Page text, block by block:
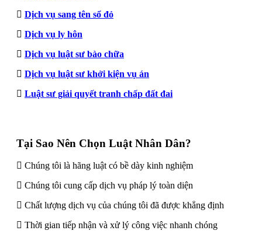
Dịch vụ sang tên sổ đỏ
Dịch vụ ly hôn
Dịch vụ luật sư bào chữa
Dịch vụ luật sư khởi kiện vụ án
Luật sư giải quyết tranh chấp đất đai
Tại Sao Nên Chọn Luật Nhân Dân?
Chúng tôi là hãng luật có bề dày kinh nghiệm
Chúng tôi cung cấp dịch vụ pháp lý toàn diện
Chất lượng dịch vụ của chúng tôi đã được khẳng định
Thời gian tiếp nhận và xử lý công việc nhanh chóng